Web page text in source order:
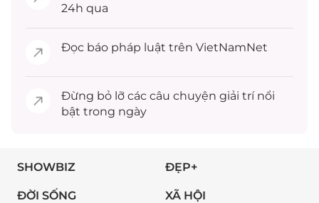
24h qua
Đọc báo pháp luật trên VietNamNet
Đừng bỏ lỡ các câu chuyện giải trínổi
bật trong ngày
SHOWBIZ ĐẸP+
ĐỜI SỐNG XÃ HỘI